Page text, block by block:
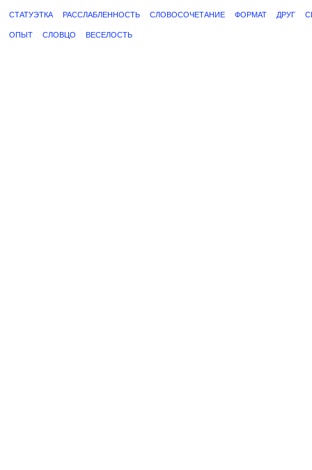
СТАТУЭТКА РАССЛАБЛЕННОСТЬ СЛОВОСОЧЕТАНИЕ ФОРМАТ ДРУГ
ОПЫТ СЛОВЦО ВЕСЕЛОСТЬ